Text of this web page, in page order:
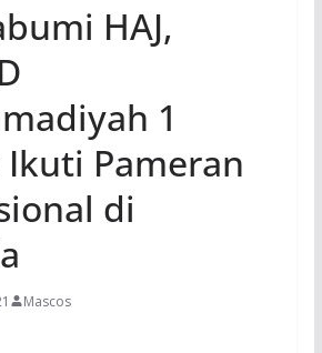
HAJ,
1
Ikuti Pameran
di
Mascos